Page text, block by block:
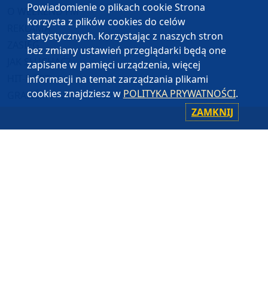
O WEEKEND FM
REKLAMA
ZASIĘG
JAK SŁUCHAĆ?
HIT-PORT
GRALIŚMY W WEEKEND FM
CZĘSTOTLIWOŚCI
Powiadomienie o plikach cookie Strona
korzysta z plików cookies do celów
statystycznych. Korzystając z naszych stron
bez zmiany ustawień przeglądarki będą one
zapisane w pamięci urządzenia, więcej
informacji na temat zarządzania plikami
cookies znajdziesz w POLITYKA PRYWATNOŚCI.
ZAMKNIJ